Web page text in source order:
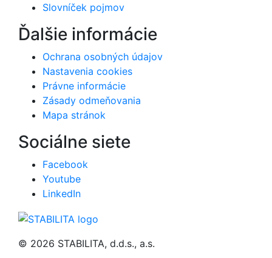
Slovníček pojmov
Ďalšie informácie
Ochrana osobných údajov
Nastavenia cookies
Právne informácie
Zásady odmeňovania
Mapa stránok
Sociálne siete
Facebook
Youtube
LinkedIn
© 2026 STABILITA, d.d.s., a.s.